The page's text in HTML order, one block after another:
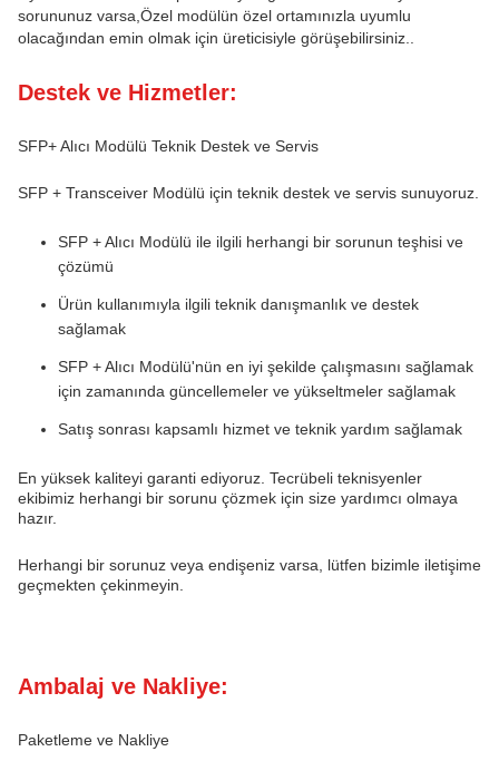
sorununuz varsa,Özel modülün özel ortamınızla uyumlu
olacağından emin olmak için üreticisiyle görüşebilirsiniz..
Destek ve Hizmetler:
SFP+ Alıcı Modülü Teknik Destek ve Servis
SFP + Transceiver Modülü için teknik destek ve servis sunuyoruz.
SFP + Alıcı Modülü ile ilgili herhangi bir sorunun teşhisi ve
çözümü
Ürün kullanımıyla ilgili teknik danışmanlık ve destek
sağlamak
SFP + Alıcı Modülü'nün en iyi şekilde çalışmasını sağlamak
için zamanında güncellemeler ve yükseltmeler sağlamak
Satış sonrası kapsamlı hizmet ve teknik yardım sağlamak
En yüksek kaliteyi garanti ediyoruz. Tecrübeli teknisyenler
ekibimiz herhangi bir sorunu çözmek için size yardımcı olmaya
hazır.
Herhangi bir sorunuz veya endişeniz varsa, lütfen bizimle iletişime
geçmekten çekinmeyin.
Ambalaj ve Nakliye:
Paketleme ve Nakliye